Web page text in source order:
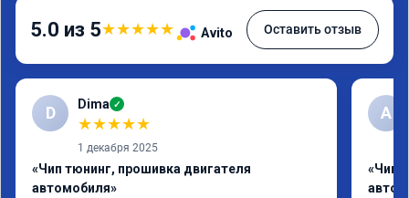
5.0 из 5★★★★★ Avito Оставить отзыв
D Dima ✓
★★★★★
1 декабря 2025
«Чип тюнинг, прошивка двигателя
автомобиля»
А
«Чип